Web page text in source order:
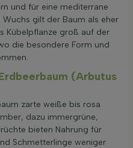
und für eine mediterrane
gilt der Baum als eher
Kübelpflanze groß auf der
die besondere Form und
(Arbutus
zarte weiße bis rosa
dazu immergrüne,
bieten Nahrung für
Schmetterlinge weniger